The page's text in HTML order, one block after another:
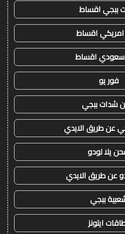
ببجي اقساط
امريكي اقساط
سعودي اقساط
فور يو
شدات ببجي
عن طريق الايدي
يلا لودو
عن طريق الايدي
ببجي
ايتونز